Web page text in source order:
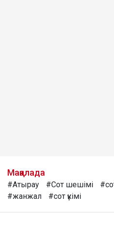
Мақалада
#Атырау #Сот шешімі
#жанжал
#сот үкімі